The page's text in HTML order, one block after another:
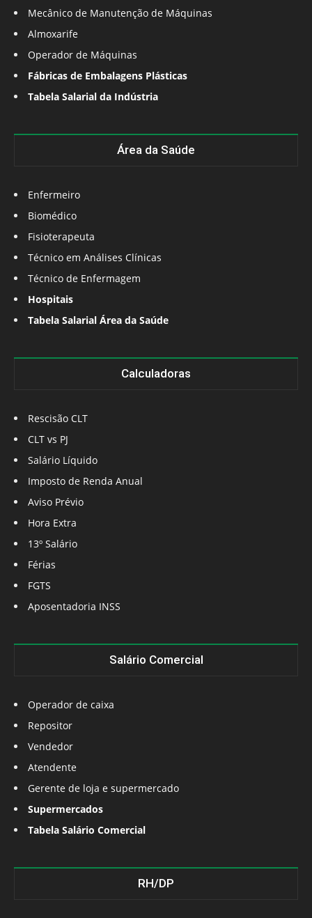
Mecânico de Manutenção de Máquinas
Almoxarife
Operador de Máquinas
Fábricas de Embalagens Plásticas
Tabela Salarial da Indústria
Área da Saúde
Enfermeiro
Biomédico
Fisioterapeuta
Técnico em Análises Clínicas
Técnico de Enfermagem
Hospitais
Tabela Salarial Área da Saúde
Calculadoras
Rescisão CLT
CLT vs PJ
Salário Líquido
Imposto de Renda Anual
Aviso Prévio
Hora Extra
13º Salário
Férias
FGTS
Aposentadoria INSS
Salário Comercial
Operador de caixa
Repositor
Vendedor
Atendente
Gerente de loja e supermercado
Supermercados
Tabela Salário Comercial
RH/DP